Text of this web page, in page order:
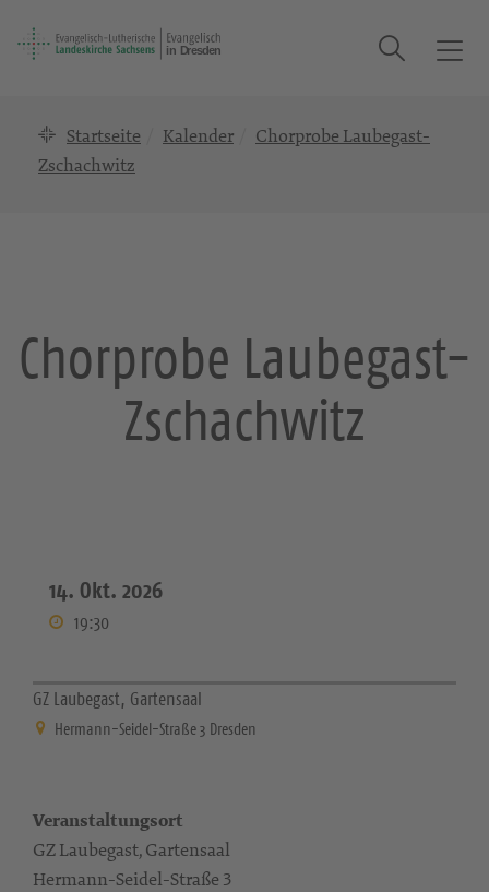
T
a
t
Suche
Startseite Kalender
Chorprobe Laubegast-
Zschachwitz
Chorprobe Laubegast-
Zschachwitz
14. Okt. 2026
19:30
GZ Laubegast, Gartensaal
Hermann-Seidel-Straße 3 Dresden
Veranstaltungsort
GZ Laubegast, Gartensaal
Hermann-Seidel-Straße 3